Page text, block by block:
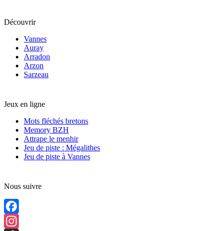
Découvrir
Vannes
Auray
Arradon
Arzon
Sarzeau
Jeux en ligne
Mots fléchés bretons
Memory BZH
Attrape le menhir
Jeu de piste : Mégalithes
Jeu de piste à Vannes
Nous suivre
Facebook